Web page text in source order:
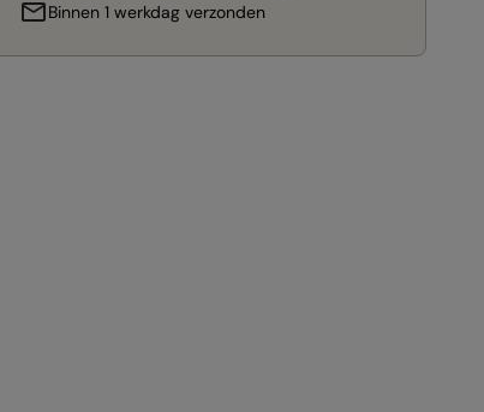
Binnen 1 werkdag verzonden